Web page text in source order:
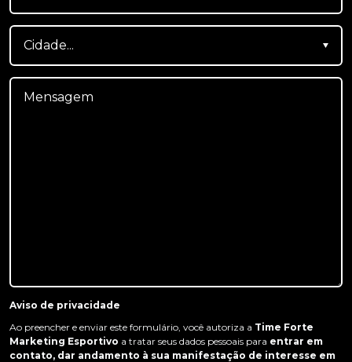
Aviso de privacidade
Ao preencher e enviar este formulário, você autoriza a Time Forte
Marketing Esportivo a tratar seus dados pessoais para entrar em
contato, dar andamento à sua manifestação de interesse em